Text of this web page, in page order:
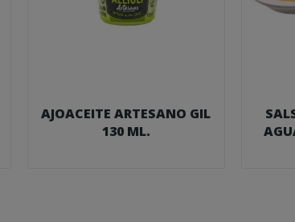
AJOACEITE ARTESANO GIL
130 ML.